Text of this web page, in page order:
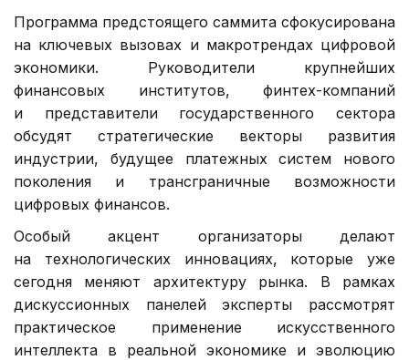
Программа предстоящего саммита сфокусирована
на ключевых вызовах и макротрендах цифровой
экономики. Руководители крупнейших
финансовых институтов, финтех-компаний
и представители государственного сектора
обсудят стратегические векторы развития
индустрии, будущее платежных систем нового
поколения и трансграничные возможности
цифровых финансов.
Особый акцент организаторы делают
на технологических инновациях, которые уже
сегодня меняют архитектуру рынка. В рамках
дискуссионных панелей эксперты рассмотрят
практическое применение искусственного
интеллекта в реальной экономике и эволюцию